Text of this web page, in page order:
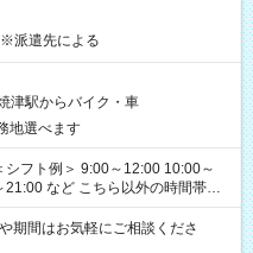
派遣先による
津駅からバイク・車
地選べます
以外の時間帯も
間はお気軽にご相談くださ